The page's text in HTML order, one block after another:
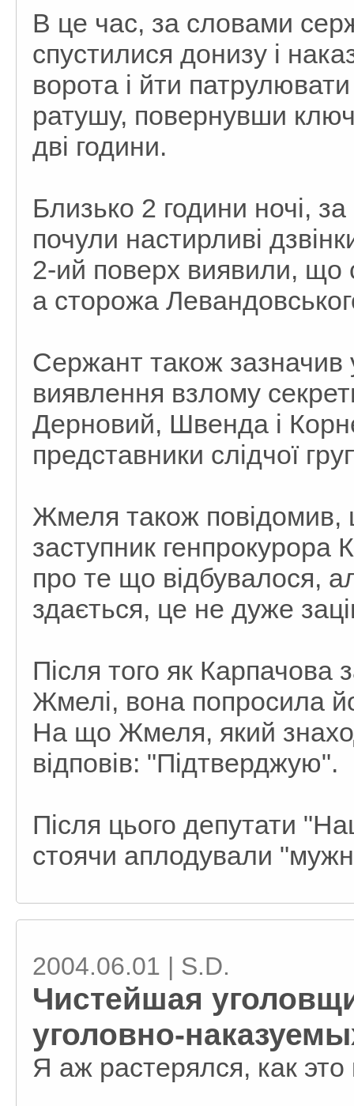
В це час, за словами
спустилися донизу і
ворота і йти
ратушу, повернувши
дві години.
Близько 2 години ночі,
почули настирливі
2-ий поверх виявили, що
а сторожа
Сержант також зазначив
виявлення взлому
Дерновий, Швенда і
представники слідчої
Жмеля також повідомив,
заступник генпрокурора
про те що відбувалося,
здається, це не дуже
Після того як Карпачова
Жмелі, вона попросила
На що Жмеля, який
відповів: "Підтверджую".
Після цього депутати
стоячи аплодували
2004.06.01 | S.D.
Чистейшая
уголовно-
Я аж растерялся, как